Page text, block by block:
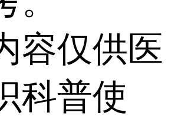
容仅供医
科普使